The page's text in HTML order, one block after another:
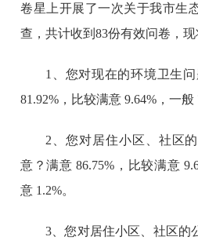
卷星上开展了一次关于我市生
查，共计收到83份有效问卷，现
1、您对现在的环境卫生
81.92%，比较满意 9.64%，一般
2、您对居住小区、社区
意？满意 86.75%，比较满意
意 1.2%。
3、您对居住小区、社区的